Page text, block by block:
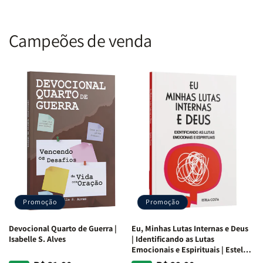
Campeões de venda
Promoção
Devocional Quarto de Guerra |
Isabelle S. Alves
Promoção
Eu, Minhas Lutas Internas e Deus
| Identificando as Lutas
Emocionais e Espirituais | Estela
Costa